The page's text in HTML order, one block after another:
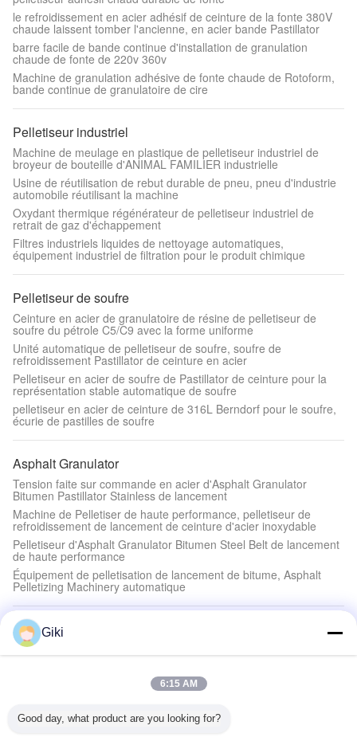
le refroidissement en acier adhésif de ceinture de la fonte 380V
chaude laissent tomber l'ancienne, en acier bande Pastillator
barre facile de bande continue d'installation de granulation
chaude de fonte de 220v 360v
Machine de granulation adhésive de fonte chaude de Rotoform,
bande continue de granulatoire de cire
Pelletiseur industriel
Machine de meulage en plastique de pelletiseur industriel de
broyeur de bouteille d'ANIMAL FAMILIER industrielle
Usine de réutilisation de rebut durable de pneu, pneu d'industrie
automobile réutilisant la machine
Oxydant thermique régénérateur de pelletiseur industriel de
retrait de gaz d'échappement
Filtres industriels liquides de nettoyage automatiques,
équipement industriel de filtration pour le produit chimique
Pelletiseur de soufre
Ceinture en acier de granulatoire de résine de pelletiseur de
soufre du pétrole C5/C9 avec la forme uniforme
Unité automatique de pelletiseur de soufre, soufre de
refroidissement Pastillator de ceinture en acier
Pelletiseur en acier de soufre de Pastillator de ceinture pour la
représentation stable automatique de soufre
pelletiseur en acier de ceinture de 316L Berndorf pour le soufre,
écurie de pastilles de soufre
Asphalt Granulator
Tension faite sur commande en acier d'Asphalt Granulator
Bitumen Pastillator Stainless de lancement
Machine de Pelletiser de haute performance, pelletiseur de
refroidissement de lancement de ceinture d'acier inoxydable
Pelletiseur d'Asphalt Granulator Bitumen Steel Belt de lancement
de haute performance
Équipement de pelletisation de lancement de bitume, Asphalt
Pelletizing Machinery automatique
Machine de granule de résine
Machine en spirale de granule de résine de filtre pour le filtre
Équipement en spirale de filtre de résine, machine de filtrage de
décharge de scories de coup de racloir de poussée
Puissance phénolique 17.5KW de pelletiseur de résine de
gomme de résine de machine durable de granule
Giki
6:15 AM
Good day, what product are you looking for?